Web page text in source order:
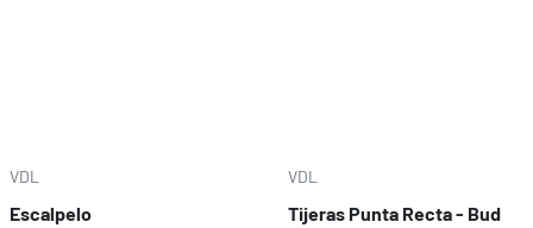
VDL
Escalpelo
VDL
Tijeras Punta Recta - Bud